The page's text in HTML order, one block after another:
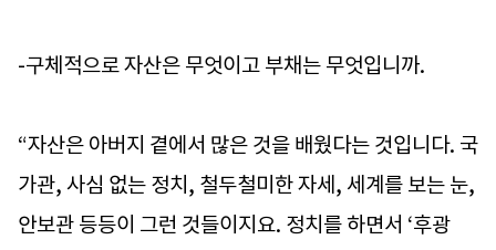
-구체적으로 자산은 무엇이고 부채는 무엇입니까.
“자산은 아버지 곁에서 많은 것을 배웠다는 것입니다. 국
가관, 사심 없는 정치, 철두철미한 자세, 세계를 보는 눈,
안보관 등등이 그런 것들이지요. 정치를 하면서 ‘후광